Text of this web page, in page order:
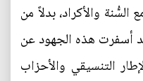
السُّنة والأكراد، بدلاً من
أسفرت هذه الجهود عن
التنسيقي والأحزاب